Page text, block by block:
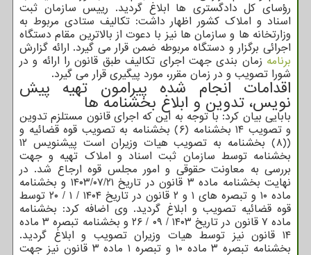
رؤسای کل دادگستری ها ابلاغ گردید. رییس سازمان ثبت
اسناد و املاک کشور اظهار داشت: تکالیف ستادی مربوط به
وزارتخانه ها و سازمان ها نیز با دعوت از بالاترین مقام دستگاه
اجرائی برگزار و دستگاه مربوطه ضمن قرار می گیرد. ارائه گزارش
برنامه زمان بندی جهت اجرای تکالیف طبق قانون را ارائه و در
شورا تصویب و در زمان مقرر، مورد پیگیری قرار می گیرد.
اقدامات انجام شده پیرامون تهیه پیش
نویس، تدوین و ابلاغ بخشنامه ها
بابایی بیان کرد: با توجه به این که اجرای قانون مستلزم تدوین
و تصویب ۱۴ بخشنامه (۶) بخشنامه به تصویب قوه قضائیه و
((۸) بخشنامه به تصویب هیات وزیران است پیشنویس ۱۲
بخشنامه توسط سازمان ثبت اسناد و املاک تهیه و جهت
بررسی به معاونت حقوقی و امور مجلس قوه ارجاع شد. در
نهایت بخشنامه ماده ۳ قانون در تاریخ ۱۴۰۳/۰۷/۲۱ و بخشنامه
ماده ۱۰ و تبصره های ۱ و ۲ قانون در تاریخ ۱۴۰۴ / ۱ / ۲۰ توسط
قوه قضائیه تصویب و ابلاغ گردید. وی اضافه کرد: بخشنامه
ماده ۷ قانون در تاریخ ۱۴۰۳ / ۰۹ / ۲۶ و بخشنامه تبصره ۳ ماده
۱۴ قانون نیز توسط هیات وزیران تصویب و ابلاغ گردید.
بخشنامه تبصره ۳ ماده ۱۰ و تبصره ۱ ماده ۳ قانون نیز جهت